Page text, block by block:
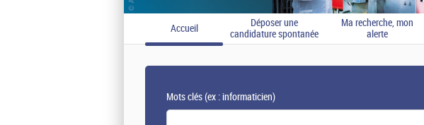
Accueil
Déposer une
candidature spontanée
Ma recherche, mon
alerte
Mots clés(ex : informaticien)